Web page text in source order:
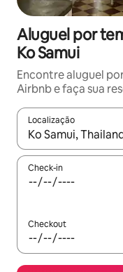
Aluguel por
Ko Samui
Encontre aluguel
Airbnb e faça sua
Localização
Quando os
Check-in
Checkout